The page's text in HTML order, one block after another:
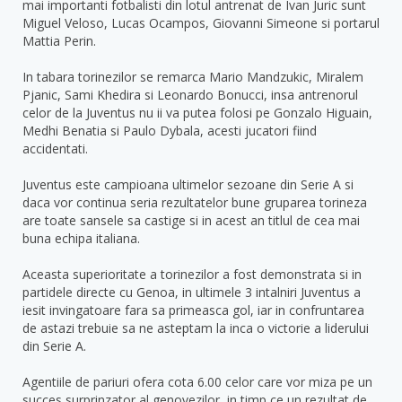
mai importanti fotbalisti din lotul antrenat de Ivan Juric sunt
Miguel Veloso, Lucas Ocampos, Giovanni Simeone si portarul
Mattia Perin.
In tabara torinezilor se remarca Mario Mandzukic, Miralem
Pjanic, Sami Khedira si Leonardo Bonucci, insa antrenorul
celor de la Juventus nu ii va putea folosi pe Gonzalo Higuain,
Medhi Benatia si Paulo Dybala, acesti jucatori fiind
accidentati.
Juventus este campioana ultimelor sezoane din Serie A si
daca vor continua seria rezultatelor bune gruparea torineza
are toate sansele sa castige si in acest an titlul de cea mai
buna echipa italiana.
Aceasta superioritate a torinezilor a fost demonstrata si in
partidele directe cu Genoa, in ultimele 3 intalniri Juventus a
iesit invingatoare fara sa primeasca gol, iar in confruntarea
de astazi trebuie sa ne asteptam la inca o victorie a liderului
din Serie A.
Agentiile de pariuri ofera cota 6.00 celor care vor miza pe un